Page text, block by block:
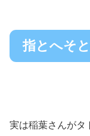
指とへそ
実は稲葉さんがタ